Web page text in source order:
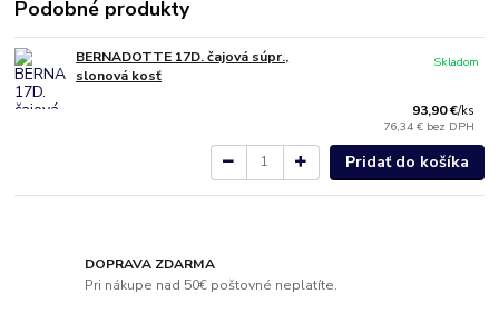
Podobné produkty
BERNADOTTE 17D. čajová súpr.,
slonová kosť
93,90 €/ks
76,34 € bez DPH
Skladom
Pridať do košíka
DOPRAVA ZDARMA
Pri nákupe nad 50€ poštovné neplatíte.